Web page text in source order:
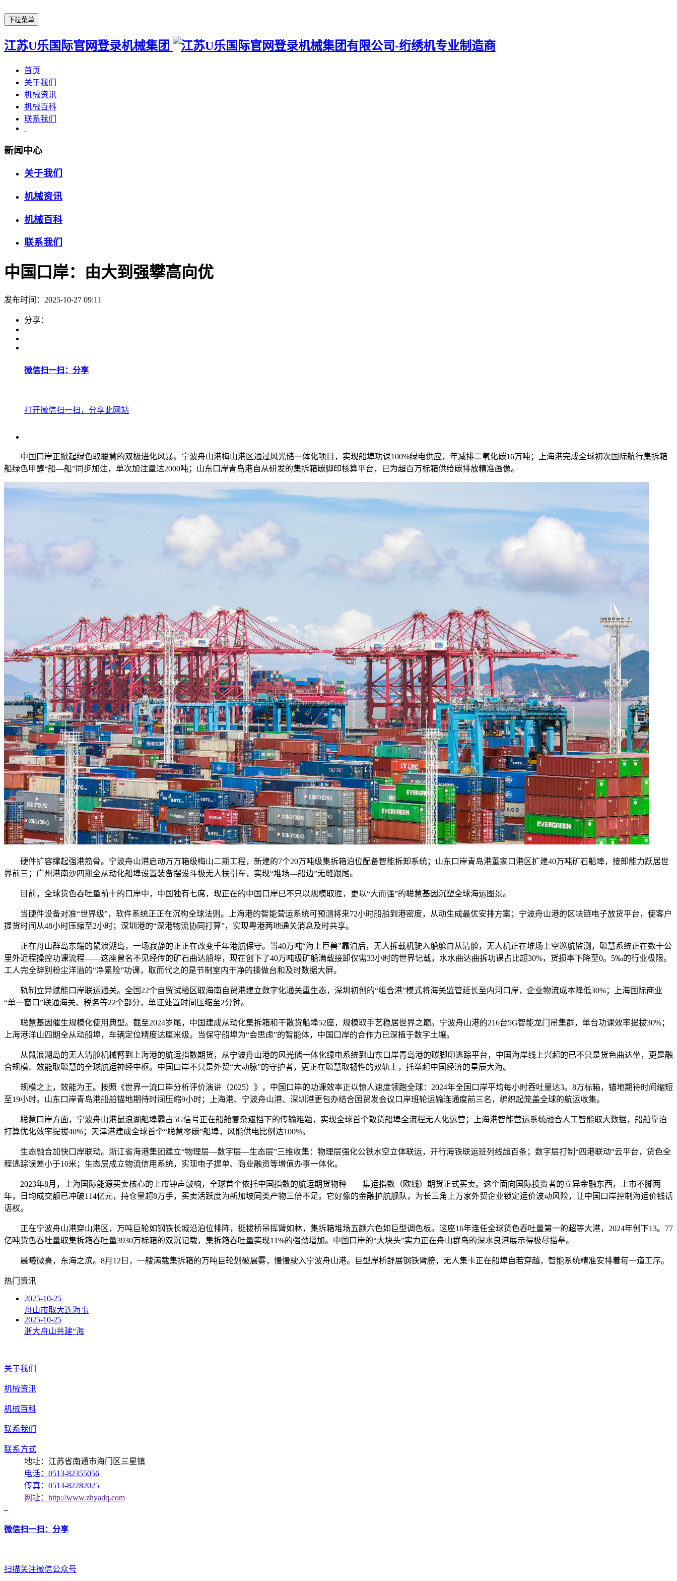
下拉菜单
江苏U乐国际官网登录机械集团
首页
关于我们
机械资讯
机械百科
联系我们
新闻中心
关于我们
机械资讯
机械百科
联系我们
中国口岸：由大到强攀高向优
发布时间：2025-10-27 09:11
分享：
微信扫一扫：分享
打开微信扫一扫，分享此网站
中国口岸正掀起绿色取聪慧的双极进化风暴。宁波舟山港梅山港区通过风光储一体化项目，实现船埠功课100%绿电供应，年减排二氧化碳16万吨；上海港完成全球初次国际航行集拆箱
船绿色甲醇“船—船”同步加注，单次加注量达2000吨；山东口岸青岛港自从研发的集拆箱碳脚印核算平台，已为超百万标箱供给碳排放精准画像。
硬件扩容撑起强港筋骨。宁波舟山港启动万万箱级梅山二期工程，新建的7个20万吨级集拆箱泊位配备智能拆卸系统；山东口岸青岛港董家口港区扩建40万吨矿石船埠，接卸能力跃居世
界前三；广州港南沙四期全从动化船埠设置装备摆设斗极无人扶引车，实现“堆场—船边”无缝跟尾。
目前，全球货色吞吐量前十的口岸中，中国独有七席，现正在的中国口岸已不只以规模取胜，更以“大而强”的聪慧基因沉塑全球海运图景。
当硬件设备对准“世界级”，软件系统正正在沉构全球法则。上海港的智能营运系统可预测将来72小时船舶到港密度，从动生成最优安排方案；宁波舟山港的区块链电子放货平台，使客户
提货时间从48小时压缩至2小时；深圳港的“深港物流协同打算”，实现粤港两地通关消息及时共享。
正在舟山群岛东端的鼠浪湖岛，一场寂静的正正在改变千年港航保守。当40万吨“海上巨兽”靠泊后，无人拆载机驶入船舱自从清舱，无人机正在堆场上空巡航监测，聪慧系统正在数十公
里外近程操控功课流程——这座曾名不见经传的矿石曲达船埠，现在创下了40万吨级矿船满载接卸仅需33小时的世界记载，水水曲达曲拆功课占比超30%，货损率下降至0。5‰的行业极限。
工人完全辞别粉尘洋溢的“净累险”功课，取而代之的是节制室内干净的操做台和及时数据大屏。
轨制立异赋能口岸联运通关。全国22个自贸试验区取海南自贸港建立数字化通关重生态，深圳初创的“组合港”模式将海关监管延长至内河口岸，企业物流成本降低30%；上海国际商业
“单一窗口”联通海关、税务等22个部分，单证处置时间压缩至2分钟。
聪慧基因催生规模化使用典型。截至2024岁尾，中国建成从动化集拆箱和干散货船埠52座，规模取手艺稳居世界之巅。宁波舟山港的216台5G智能龙门吊集群，单台功课效率提拔30%；
上海港洋山四期全从动船埠，车辆定位精度达厘米级。当保守船埠为“会思虑”的智能体，中国口岸的合作力已深植于数字土壤。
从鼠浪湖岛的无人清舱机械臂到上海港的航运指数期货，从宁波舟山港的风光储一体化绿电系统到山东口岸青岛港的碳脚印逃踪平台，中国海岸线上兴起的已不只是货色曲达坐，更是融
合规模、效能取聪慧的全球航运神经中枢。中国口岸不只是外贸“大动脉”的守护者，更正在聪慧取韧性的双轨上，托举起中国经济的星辰大海。
规模之上，效能为王。按照《世界一流口岸分析评价演讲（2025）》，中国口岸的功课效率正以惊人速度领跑全球：2024年全国口岸平均每小时吞吐量达3。8万标箱，锚地期待时间缩短
至19小时。山东口岸青岛港船舶锚地期待时间压缩9小时；上海港、宁波舟山港、深圳港更包办结合国贸发会议口岸班轮运输连通度前三名，编织起笼盖全球的航运收集。
聪慧口岸方面，宁波舟山港鼠浪湖船埠霸占5G信号正在船舱复杂遮挡下的传输难题，实现全球首个散货船埠全流程无人化运营；上海港智能营运系统融合人工智能取大数据，船舶靠泊
打算优化效率提拔40%；天津港建成全球首个“聪慧零碳”船埠，风能供电比例达100%。
生态融合加快口岸联动。浙江省海港集团建立“物理层—数字层—生态层”三维收集：物理层强化公铁水空立体联运，开行海铁联运班列线超百条；数字层打制“四港联动”云平台，货色全
程逃踪误差小于10米；生态层成立物流信用系统，实现电子提单、商业融资等增值办事一体化。
2023年8月，上海国际能源买卖核心的上市钟声敲响，全球首个依托中国指数的航运期货物种——集运指数（欧线）期货正式买卖。这个面向国际投资者的立异金融东西，上市不脚两
年，日均成交额已冲破114亿元，持仓量超8万手，买卖活跃度为新加坡同类产物三倍不足。它好像的金融护航舰队，为长三角上万家外贸企业锁定运价波动风险，让中国口岸控制海运价钱话
语权。
正在宁波舟山港穿山港区，万吨巨轮如钢铁长城沿泊位排阵，挺拔桥吊挥臂如林，集拆箱堆场五颜六色如巨型调色板。这座16年连任全球货色吞吐量第一的超等大港，2024年创下13。77
亿吨货色吞吐量取集拆箱吞吐量3930万标箱的双沉记载，集拆箱吞吐量实现11%的强劲增加。中国口岸的“大块头”实力正在舟山群岛的深水良港展示得极尽描摹。
晨曦微熹，东海之滨。8月12日，一艘满载集拆箱的万吨巨轮划破晨雾，慢慢驶入宁波舟山港。巨型岸桥舒展钢铁臂膀，无人集卡正在船埠自若穿越，智能系统精准安排着每一道工序。
热门资讯
2025-10-25
舟山市取大连海事
2025-10-25
浙大舟山共建“海
关于我们
机械资讯
机械百科
联系我们
联系方式
地址：江苏省南通市海门区三星镇
电话：0513-82355056
传真：0513-82282025
网址：http://www.zhyadq.com
微信扫一扫：分享
扫描关注微信公众号